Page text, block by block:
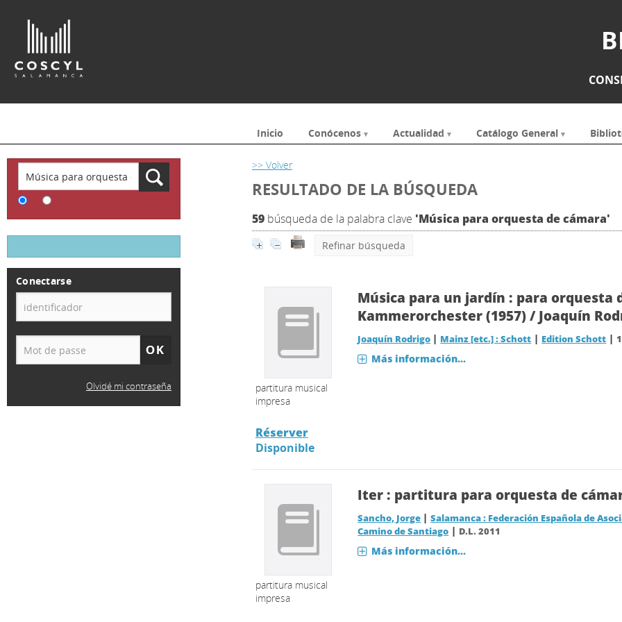
Inicio Conócenos Actualidad Catálogo General
>> Volver
RESULTADO DE LA BÚSQUEDA
59búsqueda de la palabra clave 'Música para orquesta de cámara'
Refinar búsqueda
partitura musical
impresa
Música para un jardín : para orquesta
Kammerorchester (1957) / Joaquín
Joaquín Rodrigo | Mainz [etc.] : Schott | Edition Schott |
Más información...
Réserver
Disponible
partitura musical
impresa
Iter : partitura para orquesta de
Sancho, Jorge |Salamanca : Federación Española de
Camino de Santiago | D.L. 2011
Más información...
Conectarse
Olvidé mi contraseña